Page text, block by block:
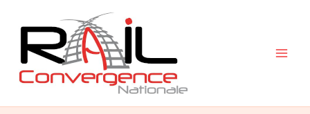
contenu